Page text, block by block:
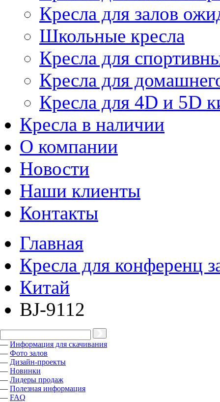
Кресла для залов
Школьные кресла
Кресла для
Кресла для
Кресла для 4D и 5D
Кресла в наличии
О компании
Новости
Наши клиенты
Контакты
Главная
Кресла для конференц
Китай
BJ-9112
— Информация для скачивания
— Фото залов
— Дизайн-проекты
— Новинки
— Лидеры продаж
— Полезная информация
— FAQ